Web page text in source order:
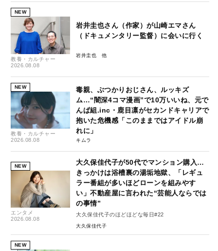
NEW
教養・カルチャー
2026.08.08
岩井圭也さん（作家）が山崎エマさん
（ドキュメンタリー監督）に会いに行く
岩井圭也
NEW
教養・カルチャー
2026.08.08
毒親、ぶつかりおじさん、ルッキズ
ム…“闇深4コマ漫画”で10万いいね、元で
んぱ組.inc・鹿目凛がセカンドキャリアで
抱いた危機感「このままではアイドル崩
れに」
キムラ
NEW
エンタメ
2026.08.08
大久保佳代子が50代でマンション購入…
きっかけは浴槽裏の湯垢地獄、「レギュ
ラー番組が多いほどローンを組みやす
い」不動産屋に言われた“芸能人ならでは
の事情”
大久保佳代子のほどほどな毎日#22
大久保佳代子
NEW